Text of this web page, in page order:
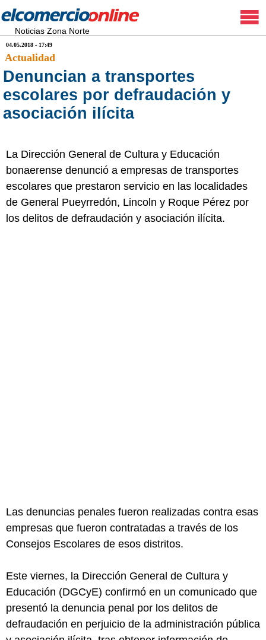
Noticias Zona Norte
04.05.2018 - 17:49
Actualidad
Denuncian a transportes
escolares por defraudación y
asociación ilícita
La Dirección General de Cultura y Educación
bonaerense denunció a empresas de transportes
escolares que prestaron servicio en las localidades
de General Pueyrredón, Lincoln y Roque Pérez por
los delitos de defraudación y asociación ilícita.
Las denuncias penales fueron realizadas contra esas
empresas que fueron contratadas a través de los
Consejos Escolares de esos distritos.
Este viernes, la Dirección General de Cultura y
Educación (DGCyE) confirmó en un comunicado que
presentó la denuncia penal por los delitos de
defraudación en perjuicio de la administración pública